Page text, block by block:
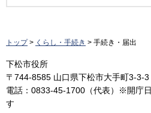
トップ> くらし・手続き > 手続き・届出
下松市役所
〒744-8585 山口県下松市大手町3-3-3
電話：0833-45-1700（代表）※開庁
す